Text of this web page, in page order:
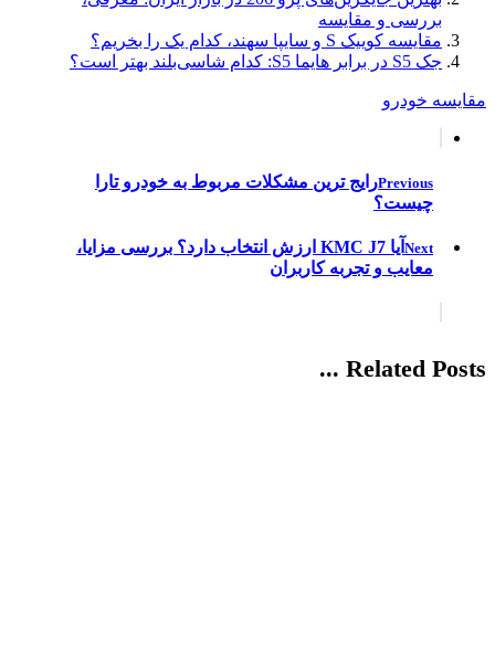
بررسی و مقایسه
مقایسه کوییک S و سایپا سهند، کدام یک را بخریم؟
جک S5 در برابر هایما S5: کدام شاسی‌بلند بهتر است؟
مقایسه خودرو
Previousرایج ترین مشکلات مربوط به خودرو تارا
چیست؟
Next
آیا KMC J7 ارزش انتخاب دارد؟ بررسی مزایا،
معایب و تجربه کاربران
Related Posts ...